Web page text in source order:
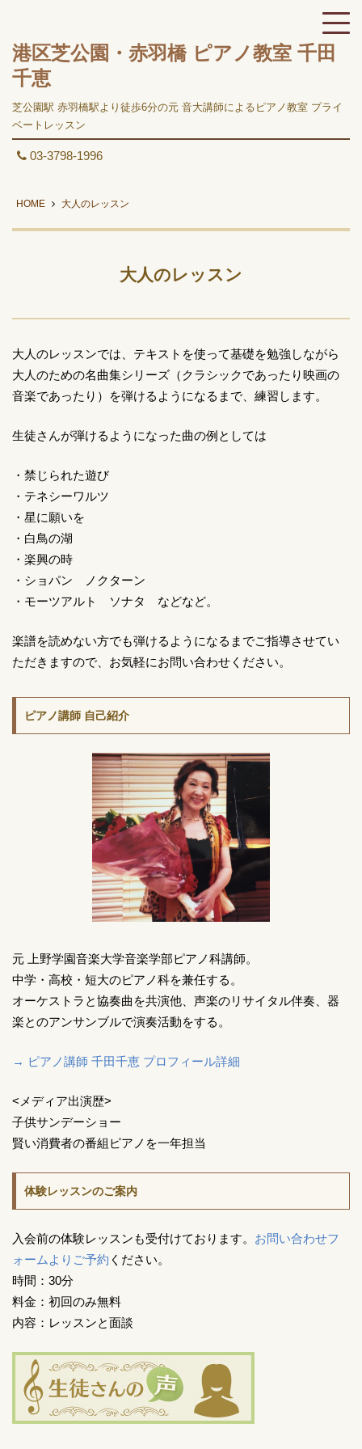
港区芝公園・赤羽橋 ピアノ教室 千田
千恵
芝公園駅 赤羽橋駅より徒歩6分の元 音大講師によるピアノ教室 プライ
ベートレッスン
03-3798-1996
HOME 大人のレッスン
大人のレッスン
大人のレッスンでは、テキストを使って基礎を勉強しながら
大人のための名曲集シリーズ（クラシックであったり映画の
音楽であったり）を弾けるようになるまで、練習します。
生徒さんが弾けるようになった曲の例としては
・禁じられた遊び
・テネシーワルツ
・星に願いを
・白鳥の湖
・楽興の時
・ショパン ノクターン
・モーツアルト ソナタ などなど。
楽譜を読めない方でも弾けるようになるまでご指導させてい
ただきますので、お気軽にお問い合わせください。
ピアノ講師 自己紹介
元 上野学園音楽大学音楽学部ピアノ科講師。
中学・高校・短大のピアノ科を兼任する。
オーケストラと協奏曲を共演他、声楽のリサイタル伴奏、器
楽とのアンサンブルで演奏活動をする。
→ ピアノ講師 千田千恵 プロフィール詳細
<メディア出演歴>
子供サンデーショー
賢い消費者の番組ピアノを一年担当
体験レッスンのご案内
入会前の体験レッスンも受付けております。 お問い合わせフ
ォームよりご予約 ください。
時間：30分
料金：初回のみ無料
内容：レッスンと面談